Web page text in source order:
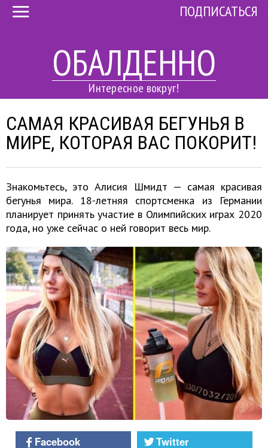
ОБАЛДЕННО
Интересное вокруг!
ПОДПИСАТЬСЯ
САМАЯ КРАСИВАЯ БЕГУНЬЯ В
МИРЕ, КОТОРАЯ ВАС ПОКОРИТ!
Знакомьтесь, это Алисия Шмидт — самая красивая
бегунья мира. 18-летняя спортсменка из Германии
планирует принять участие в Олимпийских играх 2020
года, но уже сейчас о ней говорит весь мир.
Facebook
Twitter